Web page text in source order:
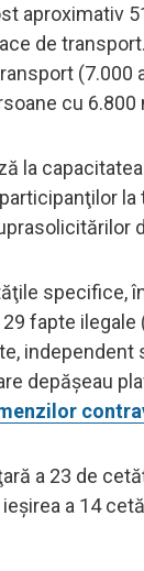
aproximativ
de
cu
la
specifice,
fapte
independent
depăşeau
a 23 de
a 14